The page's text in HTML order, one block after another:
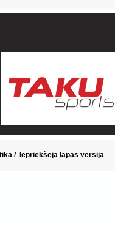
/ Iepriekšējā lapas versija